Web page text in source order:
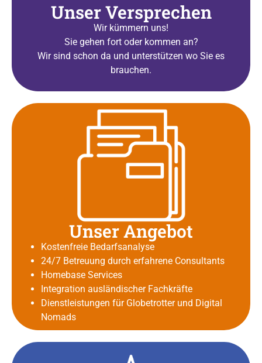
Unser Versprechen
Wir kümmern uns!
Sie gehen fort oder kommen an?
Wir sind schon da und unterstützen wo Sie es
brauchen.
Unser Angebot
Kostenfreie Bedarfsanalyse
24/7 Betreuung durch erfahrene Consultants
Homebase Services
Integration ausländischer Fachkräfte
Dienstleistungen für Globetrotter und Digital
Nomads